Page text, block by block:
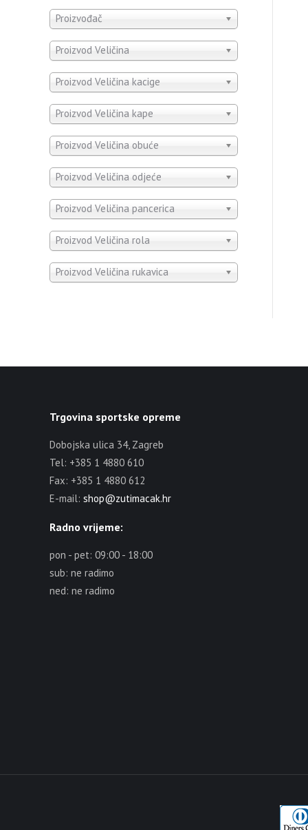
Proizvođač
Proizvod Veličina
Proizvod Veličina kacige
Proizvod Veličina kape
Proizvod Veličina obuće
Proizvod Veličina odjeće
Proizvod Veličina pancerica
Proizvod Veličina rola
Proizvod Veličina rukavica
Trgovina sportske opreme
Dobojska ulica 34, Zagreb
Tel: +385 1 4880 610
Fax: +385 1 4880 612
E-mail: shop@zutimacak.hr
Radno vrijeme:
pon - pet: 09:00 - 18:00
sub: ne radimo
ned: ne radimo